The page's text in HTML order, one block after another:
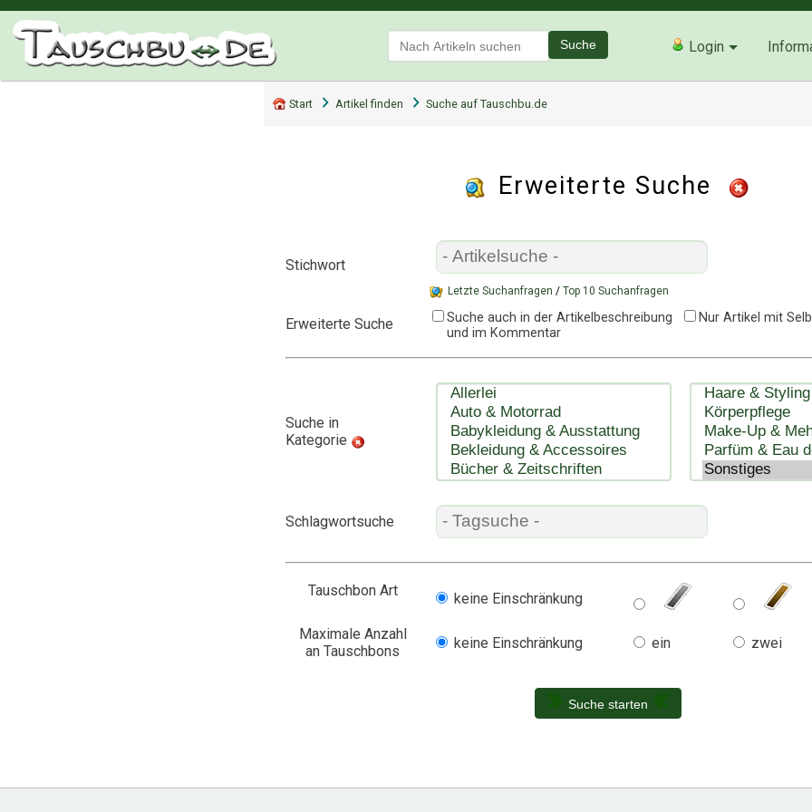
Suche Login
Start Artikel finden Suche auf Tauschbu.de
Erweiterte Suche
Stichwort
Letzte Suchanfragen / Top 10 Suchanfragen
Erweiterte Suche
Suche auch in der Artikelbeschreibung
und im Kommentar
Nur Artikel mit
Suche in
Kategorie
Schlagwortsuche
Tauschbon Art keine Einschränkung
Maximale Anzahl
an Tauschbons
keine Einschränkung ein zwei
Suche starten